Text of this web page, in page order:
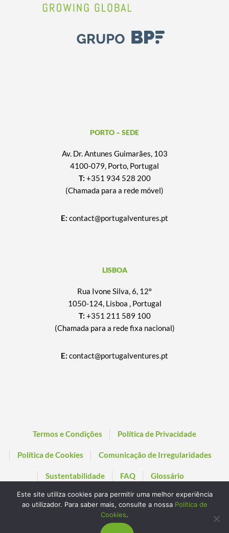
PORTO – SEDE
Av. Dr. Antunes Guimarães, 103
4100-079, Porto, Portugal
T: +351 934 528 200
(Chamada para a rede móvel)
E: contact@portugalventures.pt
LISBOA
Rua Ivone Silva, 6, 12º
1050-124, Lisboa , Portugal
T: +351 211 589 100
(Chamada para a rede fixa nacional)
E: contact@portugalventures.pt
Termos e Condições Política de Privacidade
Política de Cookies Comunicação de Irregularidades
Sustentabilidade FAQ Glossário
© 2026 Portugal Ventures SCR, SA. All rights reserved. Powered by
Este site utiliza cookies para permitir uma melhor experiência
ao utilizador. Para saber mais, consulte a nossa Política de
Cookies.